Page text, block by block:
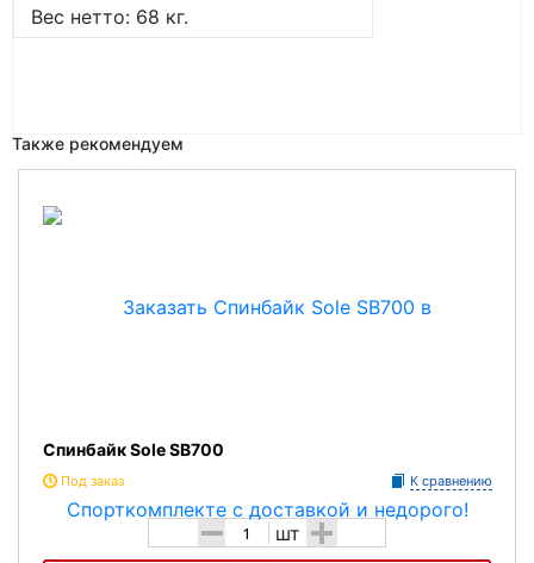
Вес нетто: 68 кг.
Также рекомендуем
Спинбайк Sole SB700
Под заказ К сравнению
- шт +